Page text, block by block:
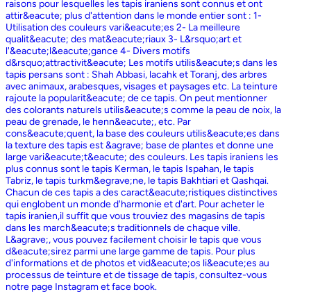
raisons pour lesquelles les tapis iraniens sont connus et ont
attir&eacute; plus d'attention dans le monde entier sont : 1-
Utilisation des couleurs vari&eacute;es 2- La meilleure
qualit&eacute; des mat&eacute;riaux 3- L&rsquo;art et
l'&eacute;l&eacute;gance 4- Divers motifs
d&rsquo;attractivit&eacute; Les motifs utilis&eacute;s dans les
tapis persans sont : Shah Abbasi, lacahk et Toranj, des arbres
avec animaux, arabesques, visages et paysages etc. La teinture
rajoute la popularit&eacute; de ce tapis. On peut mentionner
des colorants naturels utilis&eacute;s comme la peau de noix, la
peau de grenade, le henn&eacute;, etc. Par
cons&eacute;quent, la base des couleurs utilis&eacute;es dans
la texture des tapis est &agrave; base de plantes et donne une
large vari&eacute;t&eacute; des couleurs. Les tapis iraniens les
plus connus sont le tapis Kerman, le tapis Ispahan, le tapis
Tabriz, le tapis turkm&egrave;ne, le tapis Bakhtiari et Qashqai.
Chacun de ces tapis a des caract&eacute;ristiques distinctives
qui englobent un monde d'harmonie et d'art. Pour acheter le
tapis iranien,il suffit que vous trouviez des magasins de tapis
dans les march&eacute;s traditionnels de chaque ville.
L&agrave;, vous pouvez facilement choisir le tapis que vous
d&eacute;sirez parmi une large gamme de tapis. Pour plus
d'informations et de photos et vid&eacute;os li&eacute;es au
processus de teinture et de tissage de tapis, consultez-vous
notre page Instagram et face book.